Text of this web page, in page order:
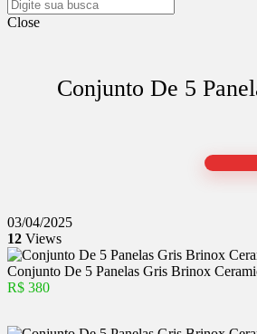
Close
Conjunto De 5
03/04/2025
12 Views
Conjunto De 5 Panelas Gris Brinox
R$ 380